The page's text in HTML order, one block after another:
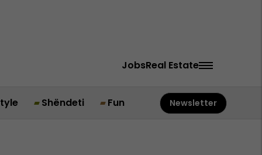
JobsReal Estate
Shëndeti Fun Newsletter